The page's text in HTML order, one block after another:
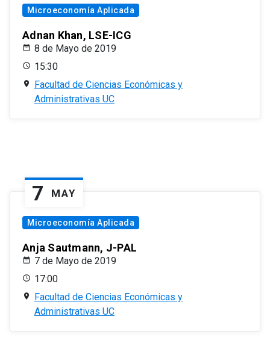
Microeconomía Aplicada
Adnan Khan, LSE-ICG
8 de Mayo de 2019
15:30
Facultad de Ciencias Económicas y
Administrativas UC
7 MAY
Microeconomía Aplicada
Anja Sautmann, J-PAL
7 de Mayo de 2019
17:00
Facultad de Ciencias Económicas y
Administrativas UC